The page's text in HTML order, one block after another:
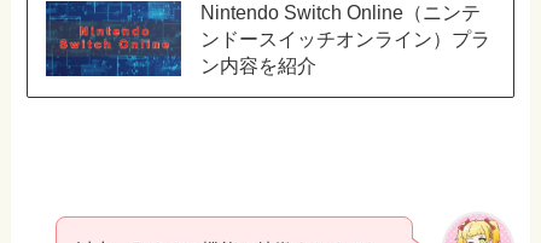
Nintendo Switch Online（ニンテ
ンドースイッチオンライン）プラ
ン内容を紹介